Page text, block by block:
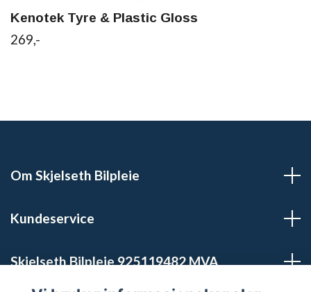
Kenotek Tyre & Plastic Gloss
269,-
Om Skjelseth Bilpleie
Kundeservice
Skjelseth Bilpleie 925119482 MVA